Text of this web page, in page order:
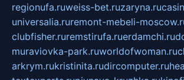
regionufa.ruweiss-bet.ruzaryna.ru
universalia.ruremont-mebeli-
clubfisher.ruremstirufa.ruerdamchi.ru
muraviovka-park.ruworldofwoman.ru
arkrym.rukristinita.rudircomputer.ru